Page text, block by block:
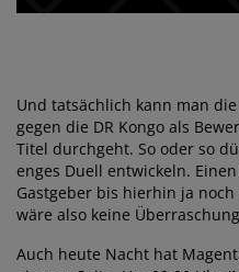
Und tatsächlich kann man
gegen die DR Kongo als
Titel durchgeht. So oder so
enges Duell entwickeln.
Gastgeber bis hierhin ja
wäre also keine
Auch heute Nacht hat